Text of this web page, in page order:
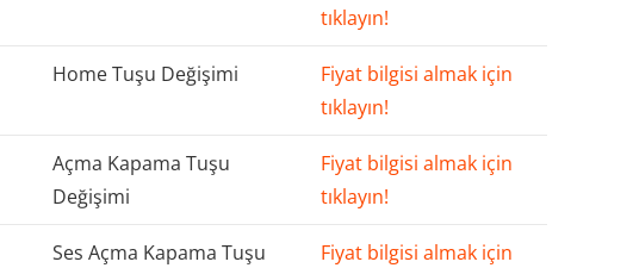
tıklayın!
Home Tuşu Değişimi
Fiyat bilgisi almak için
tıklayın!
Açma Kapama Tuşu
Değişimi
Fiyat bilgisi almak için
tıklayın!
Ses Açma Kapama Tuşu
Fiyat bilgisi almak için